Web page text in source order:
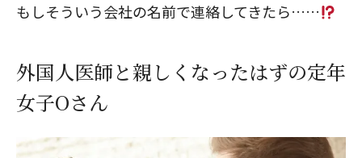
もしそういう会社の名前で連絡してきたら……
外国人医師と親しくなったはずの定年
女子Oさん